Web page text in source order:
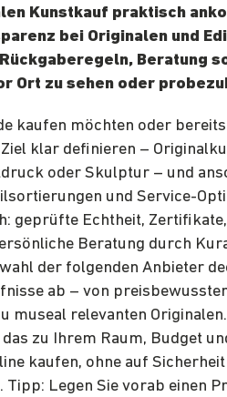
Kunstkauf praktisch
bei Originalen und
Beratung
Ort zu sehen oder
kaufen möchten oder
klar definieren –
oder Skulptur – und
und Service-
geprüfte Echtheit, Zertifikate,
Beratung durch
der folgenden Anbieter
ab – von
museal relevanten
zu Ihrem Raum, Budget
kaufen, ohne auf
Tipp: Legen Sie vorab einen